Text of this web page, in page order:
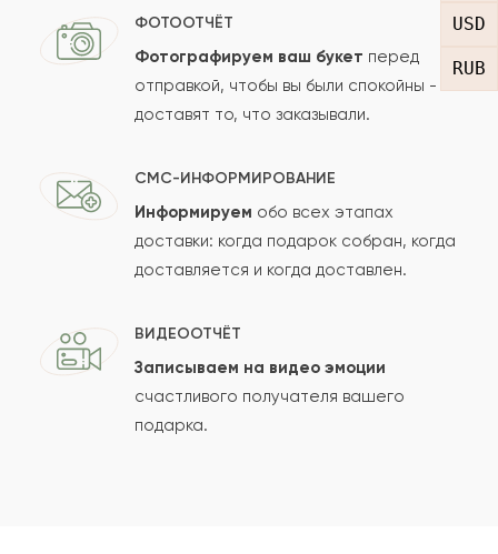
USD
RUB
Отзыв
Сколько будет
Отзыв будет опубликован после проверки.
Проверяем на спам.
ФОТООТЧЁТ
Фотографируем ваш букет перед
отправкой, чтобы вы были спокойны -
доставят то, что заказывали.
СМС-ИНФОРМИРОВАНИЕ
Информируем обо всех этапах
доставки: когда подарок собран, когда
доставляется и когда доставлен.
ВИДЕООТЧЁТ
Записываем на видео эмоции
счастливого получателя вашего
подарка.